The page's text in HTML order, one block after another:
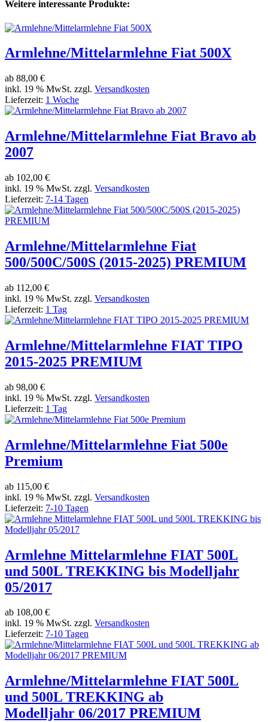
Weitere interessante Produkte:
Armlehne/Mittelarmlehne Fiat 500X
ab 88,00 €
inkl. 19 % MwSt. zzgl. Versandkosten
Lieferzeit: 1 Woche
Armlehne/Mittelarmlehne Fiat Bravo ab
2007
ab 102,00 €
inkl. 19 % MwSt. zzgl. Versandkosten
Lieferzeit: 7-14 Tagen
Armlehne/Mittelarmlehne Fiat
500/500C/500S (2015-2025) PREMIUM
ab 112,00 €
inkl. 19 % MwSt. zzgl. Versandkosten
Lieferzeit: 1 Tag
Armlehne/Mittelarmlehne FIAT TIPO
2015-2025 PREMIUM
ab 98,00 €
inkl. 19 % MwSt. zzgl. Versandkosten
Lieferzeit: 1 Tag
Armlehne/Mittelarmlehne Fiat 500e
Premium
ab 115,00 €
inkl. 19 % MwSt. zzgl. Versandkosten
Lieferzeit: 7-10 Tagen
Armlehne Mittelarmlehne FIAT 500L
und 500L TREKKING bis Modelljahr
05/2017
ab 108,00 €
inkl. 19 % MwSt. zzgl. Versandkosten
Lieferzeit: 7-10 Tagen
Armlehne/Mittelarmlehne FIAT 500L
und 500L TREKKING ab
Modelljahr 06/2017 PREMIUM